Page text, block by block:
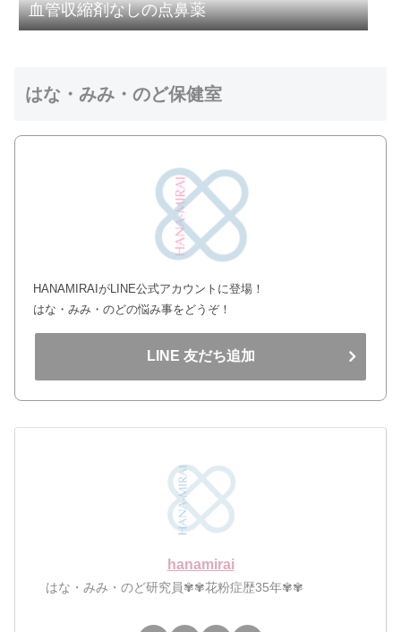
血管収縮剤なしの点鼻薬
はな・みみ・のど保健室
HANAMIRAIがLINE公式アカウントに登場！
はな・みみ・のどの悩み事をどうぞ！
LINE 友だち追加
hanamirai
はな・みみ・のど研究員✾✾花粉症歴35年✾✾